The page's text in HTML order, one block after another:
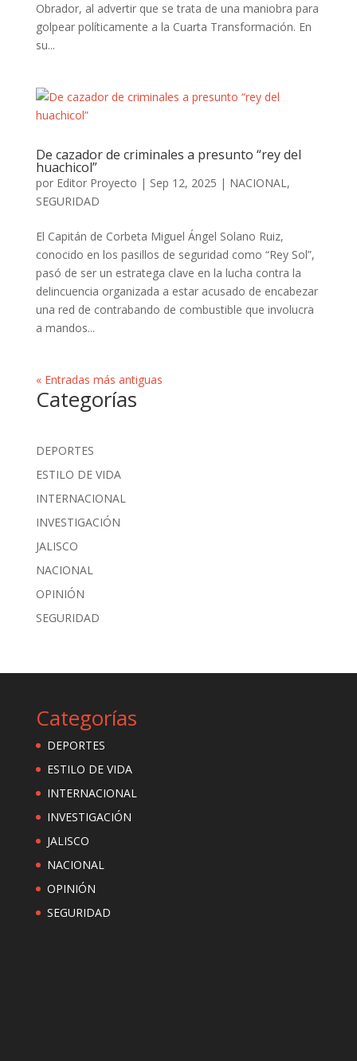
Obrador, al advertir que se trata de una maniobra para
golpear políticamente a la Cuarta Transformación. En
su...
De cazador de criminales a presunto “rey del
huachicol”
por Editor Proyecto | Sep 12, 2025 | NACIONAL,
SEGURIDAD
El Capitán de Corbeta Miguel Ángel Solano Ruiz,
conocido en los pasillos de seguridad como “Rey Sol”,
pasó de ser un estratega clave en la lucha contra la
delincuencia organizada a estar acusado de encabezar
una red de contrabando de combustible que involucra
a mandos...
« Entradas más antiguas
Categorías
DEPORTES
ESTILO DE VIDA
INTERNACIONAL
INVESTIGACIÓN
JALISCO
NACIONAL
OPINIÓN
SEGURIDAD
Categorías
DEPORTES
ESTILO DE VIDA
INTERNACIONAL
INVESTIGACIÓN
JALISCO
NACIONAL
OPINIÓN
SEGURIDAD